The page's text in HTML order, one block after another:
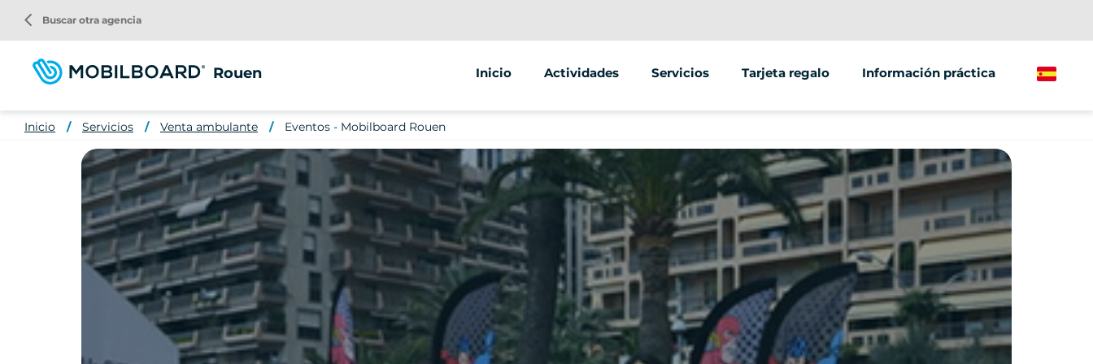
contenido
principal
Rouen Inicio Actividades
Segway
Servicios
Animaciones/grupos
Venta ambulante
Venta de vehículos
Tarjeta regalo Información práctica
arrow_back_ios Buscar otra agencia
Spanish
Inicio Servicios Venta ambulante Eventos - Mobilboard Rouen